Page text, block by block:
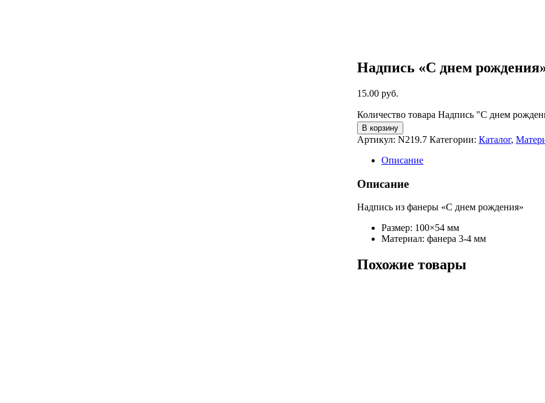
Надпись «С днем
15.00 руб.
Количество товара Надпись "С днем
В корзину
Артикул: N219.7 Категории: Каталог,
Описание
Описание
Надпись из фанеры «С днем рождения»
Размер: 100×54 мм
Материал: фанера 3-4 мм
Похожие товары